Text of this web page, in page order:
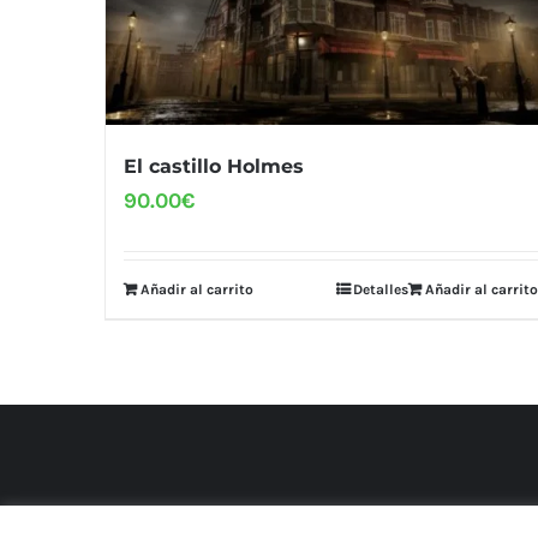
El castillo Holmes
90.00€
Añadir al carrito Añadir al carrito
Detalles